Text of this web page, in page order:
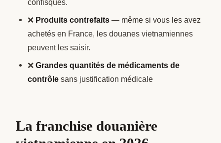
confisqués.
❌ Produits contrefaits — même si vous les avez
achetés en France, les douanes vietnamiennes
peuvent les saisir.
❌ Grandes quantités de médicaments de
contrôle sans justification médicale
La franchise douanière